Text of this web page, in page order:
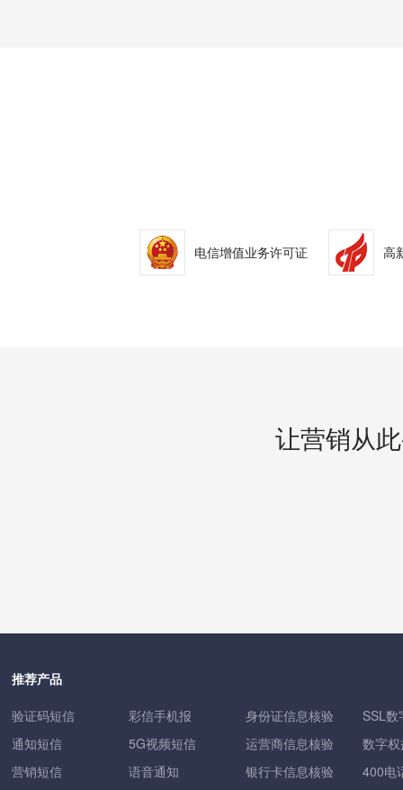
电信增值业务许可证 高
让营销从
推荐产品
验证码短信
通知短信
营销短信
彩信手机报
5G视频短信
语音通知
身份证信息核验
运营商信息核验
银行卡信息核验
SSL数
数字
400电